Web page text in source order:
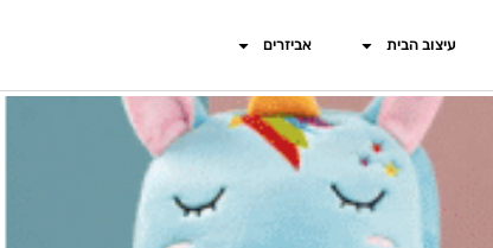
עיצוב הבית אביזרים